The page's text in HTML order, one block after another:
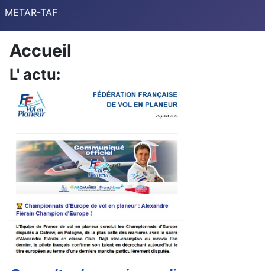
METAR-TAF
Accueil
L' actu: